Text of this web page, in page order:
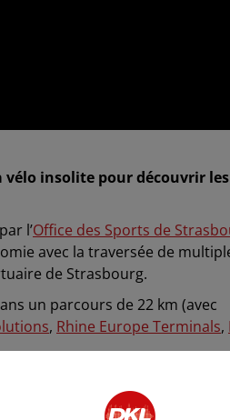
vélo insolite pour découvrir
l’Office des Sports de
avec la traversée de
de Strasbourg.
un parcours de 22 km (avec
, Rhine Europe Terminals,
de l’emblématique salle